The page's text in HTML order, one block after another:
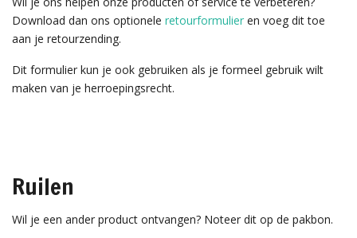
Download dan ons optionele retourformulier en voeg dit toe
aan je retourzending.
Dit formulier kun je ook gebruiken als je formeel gebruik wilt
maken van je herroepingsrecht.
Ruilen
Wil je een ander product ontvangen? Noteer dit op de pakbon.